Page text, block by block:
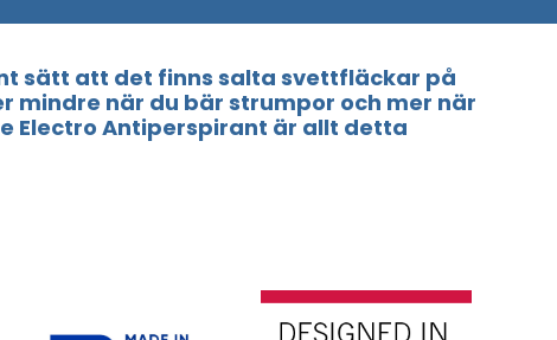
sätt att det finns salta svettfläckar på
när du bär strumpor och mer när
Electro Antiperspirant är allt detta